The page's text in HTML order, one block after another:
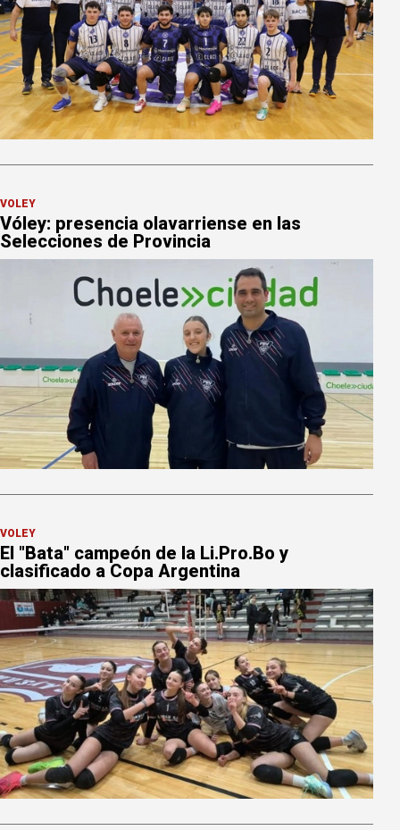
VÓLEY
Vóley: presencia olavarriense en las
Selecciones de Provincia
VÓLEY
El "Bata" campeón de la Li.Pro.Bo y
clasificado a Copa Argentina